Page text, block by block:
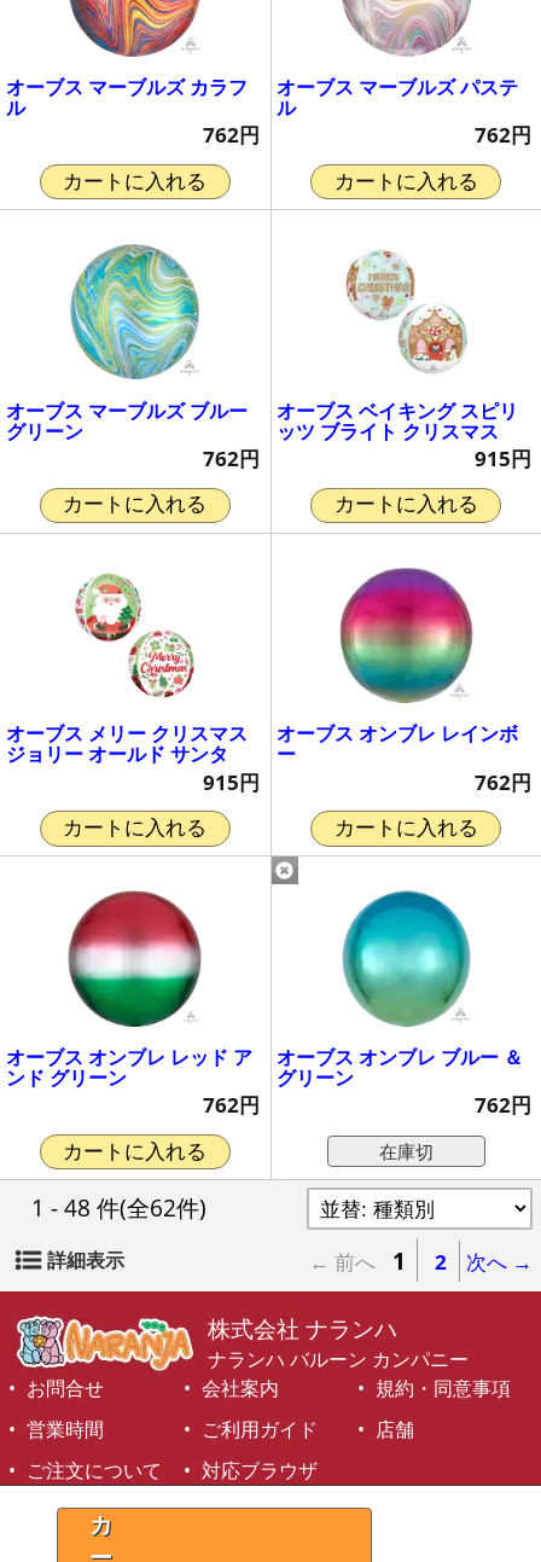
オーブス マーブルズ カラフ
ル
762円
カートに入れる
オーブス マーブルズ パステ
ル
762円
カートに入れる
オーブス マーブルズ ブルー
グリーン
762円
カートに入れる
オーブス ベイキング スピリ
ッツ ブライト クリスマス
915円
カートに入れる
オーブス メリー クリスマス
ジョリー オールド サンタ
915円
カートに入れる
オーブス オンブレ レインボ
ー
762円
カートに入れる
オーブス オンブレ レッド ア
ンド グリーン
762円
カートに入れる
オーブス オンブレ ブルー ＆
グリーン
762円
在庫切
1 - 48 件(全62件)
詳細表示 ← 前へ 1 2 次へ →
カ
株式会社 ナランハ
ナランハ バルーン カンパニー
お問合せ
会社案内
規約・同意事項
営業時間
ご利用ガイド
店舗
ご注文について
対応ブラウザ
©1999-2026 NARANJA Inc. All Rights Reserved.